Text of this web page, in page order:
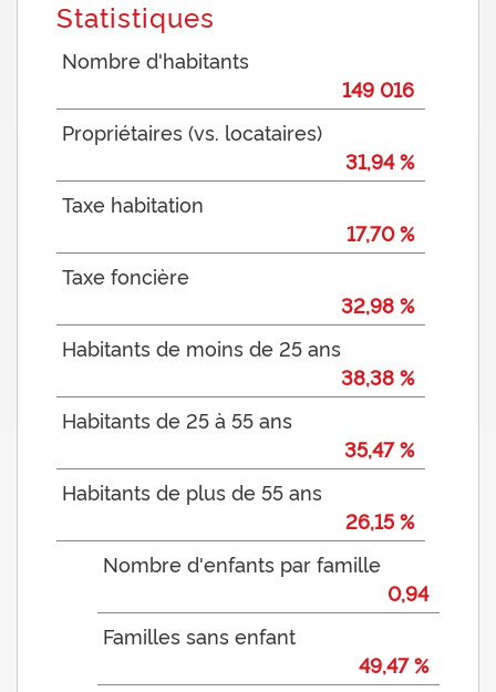
Statistiques
Nombre d'habitants
149 016
Propriétaires (vs. locataires)
31,94 %
Taxe habitation
17,70 %
Taxe foncière
32,98 %
Habitants de moins de 25 ans
38,38 %
Habitants de 25 à 55 ans
35,47 %
Habitants de plus de 55 ans
26,15 %
Nombre d'enfants par famille
0,94
Familles sans enfant
49,47 %